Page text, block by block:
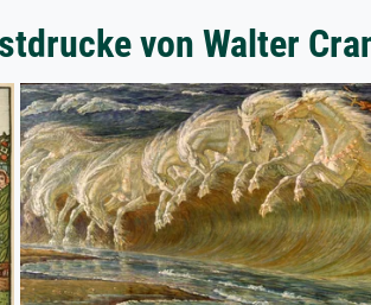
von Walter